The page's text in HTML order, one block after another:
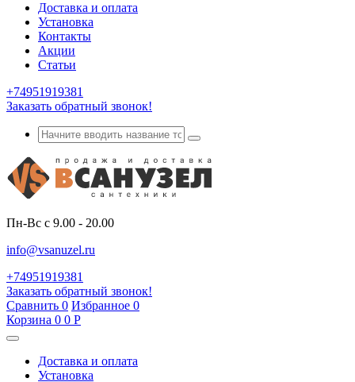
Доставка и оплата
Установка
Контакты
Акции
Статьи
+74951919381
Заказать обратный звонок!
Пн-Вс с 9.00 - 20.00
info@vsanuzel.ru
+74951919381
Заказать обратный звонок!
Сравнить 0 Избранное 0
Корзина 0 0 Р
Доставка и оплата
Установка